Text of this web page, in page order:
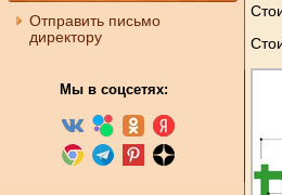
Отправить письмо
директору
Мы в соцсетях: